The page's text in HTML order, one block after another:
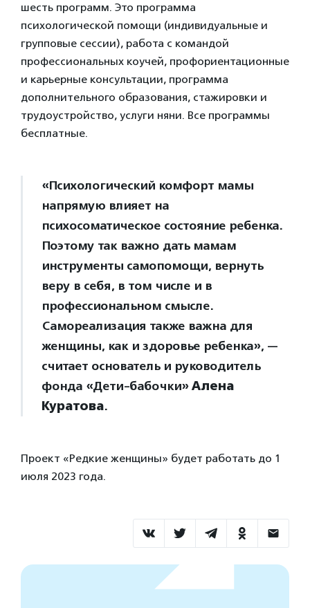
шесть программ. Это программа
психологической помощи (индивидуальные и
групповые сессии), работа с командой
профессиональных коучей, профориентационные
и карьерные консультации, программа
дополнительного образования, стажировки и
трудоустройство, услуги няни. Все программы
бесплатные.
«Психологический комфорт мамы
напрямую влияет на
психосоматическое состояние ребенка.
Поэтому так важно дать мамам
инструменты самопомощи, вернуть
веру в себя, в том числе и в
профессиональном смысле.
Самореализация также важна для
женщины, как и здоровье ребенка», —
считает основатель и руководитель
фонда «Дети-бабочки»Алена
Куратова.
Проект «Редкие женщины» будет работать до 1
июля 2023 года.